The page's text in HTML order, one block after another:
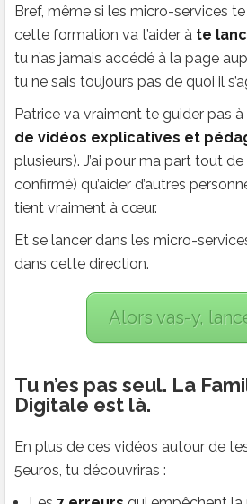
Bref, même si les micro-services
cette formation va t’aider à te
tu n’as jamais accédé à la page
tu ne sais toujours pas de quoi il
Patrice va vraiment te guider pas à
de vidéos explicatives et
plusieurs). J’ai pour ma part tout
confirmé) qu’aider d’autres
tient vraiment à cœur.
Et se lancer dans les micro-
dans cette direction.
Alors vas-y,
Tu n’es pas seul. La
Digitale est là.
En plus de ces vidéos autour de
5euros, tu découvriras :